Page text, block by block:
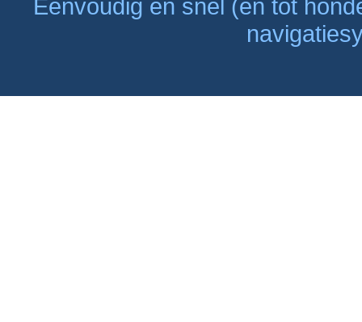
Eenvoudig en snel (en tot